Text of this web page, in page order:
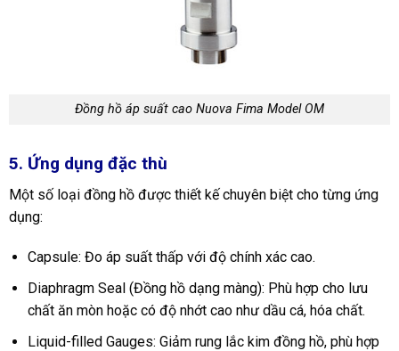
Đồng hồ áp suất cao Nuova Fima Model OM
5. Ứng dụng đặc thù
Một số loại đồng hồ được thiết kế chuyên biệt cho từng ứng
dụng:
Capsule: Đo áp suất thấp với độ chính xác cao.
Diaphragm Seal (Đồng hồ dạng màng): Phù hợp cho lưu
chất ăn mòn hoặc có độ nhớt cao như dầu cá, hóa chất.
Liquid-filled Gauges: Giảm rung lắc kim đồng hồ, phù hợp